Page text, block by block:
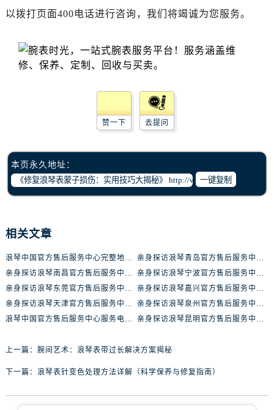
内蒙古自治区巴彦淖尔市临河区新华街浪琴售后服务中心（需提前预约）
内蒙古自治区包头市青山区幸福路甲3号王府井百货名表维修浪琴售后服务中心（需提前预约）
内蒙古自治区锡林郭勒盟市锡林浩特市光明街与额尔敦路交叉口浪琴售后服务中心（需提前预约）
以拨打页面400电话进行咨询，我们将竭诚为您服务。
赞一下 去提问
本页永久地址：
一键复制
相关文章
浪琴中国官方售后服务中心完整地址及热线实地考察报告+多信源验证（2026年7月最新）
亲身探访浪琴青岛官方售后服务中心｜最新电话及地址（2026年7月最新）
亲身探访浪琴南昌官方售后服务中心｜最新电话及地址（2026年7月最新）
亲身探访浪琴宁波官方售后服务中心｜网点地址及售后热线（2026年7月最新）
亲身探访浪琴东莞官方售后服务中心｜地址与联系电话（2026年7月最新）
亲身探访浪琴嘉兴官方售后服务中心｜热线电话与网点地址（2026年7月最新）
亲身探访浪琴天津官方售后服务中心｜详细地址与售后电话（2026年7月最新）
亲身探访浪琴泉州官方售后服务中心｜全新地址电话一览（2026年7月最新）
浪琴中国官方售后服务中心服务电话与网点地址实地考察报告_多信源验证（2026年7月最新）
亲身探访浪琴昆明官方售后服务中心｜最新地址与售后热线（2026年7月最新）
上一篇： 腕间艺术：浪琴表带过长解决方案揭秘
下一篇： 浪琴表针变色处理方法详解（科学保养与修复指南）